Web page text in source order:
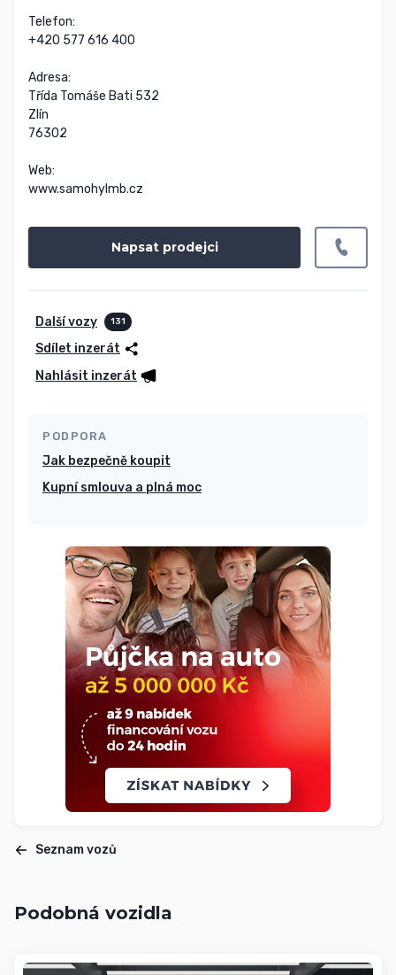
Telefon:
+420 577 616 400
Adresa:
Třída Tomáše Bati 532
Zlín
76302
Web:
www.samohylmb.cz
Napsat prodejci
Další vozy 131
Sdílet inzerát
Nahlásit inzerát
PODPORA
Jak bezpečně koupit
Kupní smlouva a plná moc
Seznam vozů
Podobná vozidla